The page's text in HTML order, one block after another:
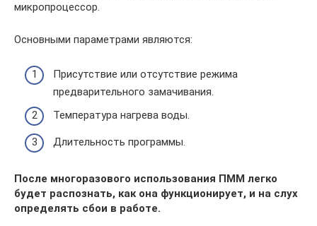
микропроцессор.
Основными параметрами являются:
Присутствие или отсутствие режима
предварительного замачивания.
Температура нагрева воды.
Длительность программы.
После многоразового использования ПММ легко
будет распознать, как она функционирует, и на слух
определять сбои в работе.